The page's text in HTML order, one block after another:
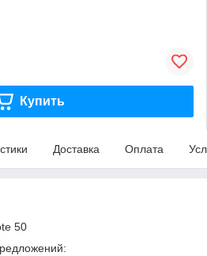
Купить
Доставка Оплата
50